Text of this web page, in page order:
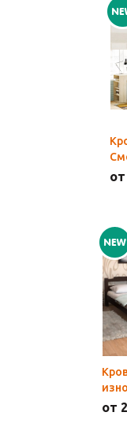
от